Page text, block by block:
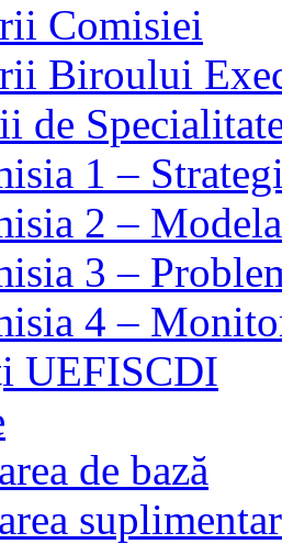
Comisiei
Biroului
de
1 –
2 –
3 –
4 –
UEFISCDI
de bază